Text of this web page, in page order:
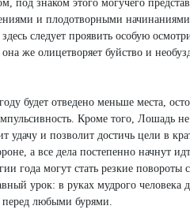
знаком этого могучего
и плодотворными
следует проявить особую
же олицетворяет буйство и
будет отведено меньше места,
Кроме того, Лошадь
удачу и позволит достичь цели в
а все дела постепенно начнут
года могут стать резкие
урок: в руках мудрого
любыми бурями.